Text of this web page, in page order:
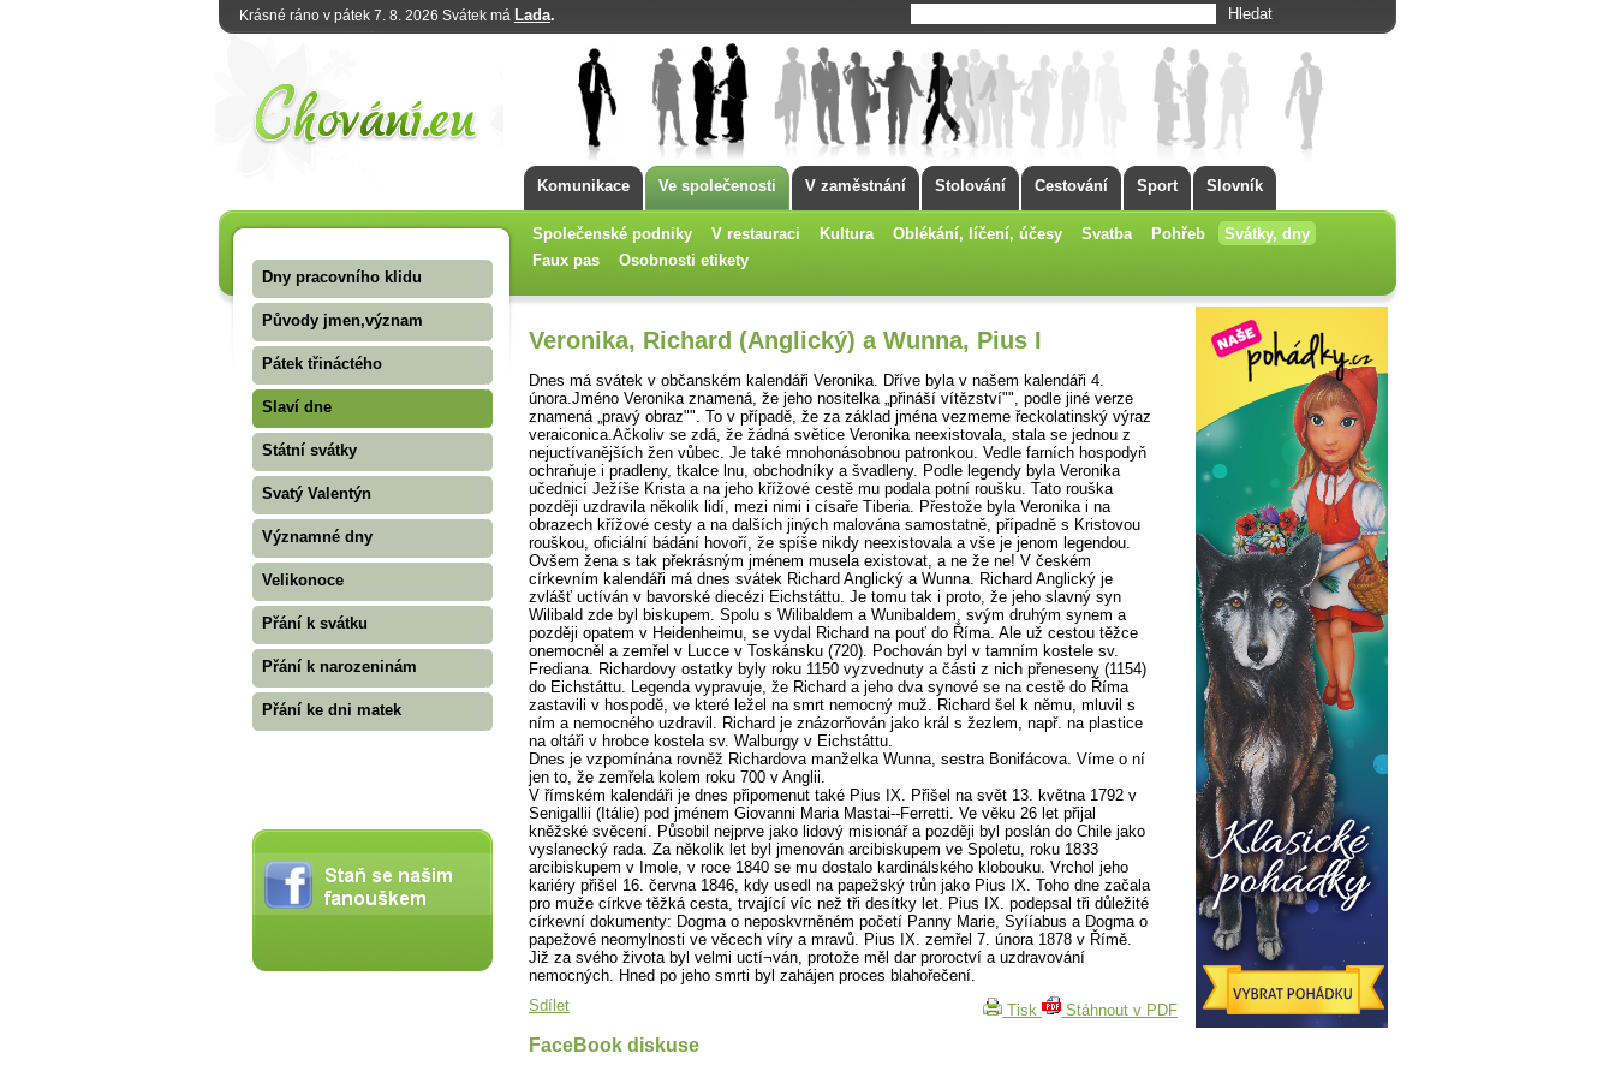
Krásné ráno v pátek 7. 8. 2026 Svátek má Lada.
Komunikace Ve společenosti V zaměstnání Stolování Cestování Sport Slovník
Společenské podniky V restauraci Kultura Oblékání, líčení, účesy Svatba Pohřeb
Svátky, dny
Faux pas
Osobnosti etikety
Dny pracovního klidu
Původy jmen,význam
Pátek třináctého
Slaví dne
Státní svátky
Svatý Valentýn
Významné dny
Velikonoce
Přání k svátku
Přání k narozeninám
Přání ke dni matek
Veronika, Richard (Anglický) a Wunna, Pius I
Dnes má svátek v občanském kalendáři Veronika. Dříve byla v našem ka­lendáři 4.
února.Jméno Veronika znamená, že jeho nositelka „přináší ví­tězství"", podle jiné verze
znamená „pravý obraz"". To v případě, že za základ jména vezmeme řeckolatinský výraz
veraiconica.Ačkoliv se zdá, že žádná světice Veronika neexistovala, stala se jednou z
nejuctívanějších žen vůbec. Je také mnohonásobnou patronkou. Vedle farních hospodyň
ochraňuje i pradleny, tkalce lnu, obchodníky a švadleny. Podle legendy byla Veronika
učednicí Ježíše Krista a na jeho křížové cestě mu podala potní roušku. Tato rouška
později uzdravila několik lidí, mezi nimi i císaře Tiberia. Přestože byla Veronika i na
obrazech křížové cesty a na dalších jiných malována samostatně, případně s Kristovou
rouškou, oficiální bádání hovoří, že spíše nikdy neexistovala a vše je jenom legendou.
Ovšem žena s tak překrásným jménem musela existovat, a ne že ne! V českém
církevním kalendáři má dnes svátek Richard Anglický a Wunna. Richard Anglický je
zvlášť uctíván v bavorské diecézi Eichstáttu. Je tomu tak i proto, že jeho slavný syn
Wilibald zde byl biskupem. Spolu s Wilibaldem a Wunibaldem, svým druhým synem a
později opatem v Heidenheimu, se vydal Richard na pouť do Říma. Ale už cestou těžce
onemocněl a zemřel v Lucce v Toskánsku (720). Pochován byl v tamním kostele sv.
Frediana. Richardovy ostatky byly roku 1150 vyzvednuty a části z nich přeneseny (1154)
do Eichstáttu. Legenda vypravuje, že Richard a jeho dva synové se na cestě do Říma
zastavili v hospodě, ve které ležel na smrt nemocný muž. Richard šel k němu, mluvil s
ním a nemocného uzdravil. Richard je znázorňován jako král s žezlem, např. na plastice
na oltáři v hrobce kostela sv. Walburgy v Eichstáttu.
Dnes je vzpomínána rovněž Richardova manželka Wunna, sestra Bonifácova. Víme o ní
jen to, že zemřela kolem roku 700 v Anglii.
V římském kalendáři je dnes připomenut také Pius IX. Přišel na svět 13. května 1792 v
Senigallii (Itálie) pod jménem Giovanni Maria Mastai--Ferretti. Ve věku 26 let přijal
kněžské svěcení. Působil nejprve jako lidový misionář a později byl poslán do Chile jako
vyslanecký rada. Za několik let byl jmenován arcibiskupem ve Spoletu, roku 1833
arcibiskupem v Imole, v roce 1840 se mu dostalo kardinálského klobouku. Vrchol jeho
kariéry přišel 16. června 1846, kdy usedl na papežský trůn jako Pius IX. Toho dne začala
pro muže církve těžká cesta, trvající víc než tři desítky let. Pius IX. podepsal tři důležité
církevní dokumenty: Dogma o neposkvrněném početí Panny Marie, Syííabus a Dogma o
papežové neomylnosti ve věcech víry a mravů. Pius IX. zemřel 7. února 1878 v Římě.
Již za svého života byl velmi uctí¬ván, protože měl dar proroctví a uzdravování
nemocných. Hned po jeho smrti byl zahájen proces blahořečení.
Sdílet
Tisk Stáhnout v PDF
FaceBook diskuse